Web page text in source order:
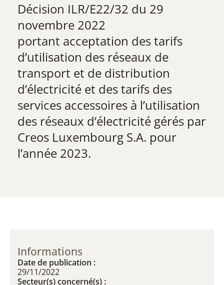
Décision ILR/E22/32 du 29
novembre 2022
​portant acceptation des tarifs
d’utilisation des réseaux de
transport et de distribution
d’électricité et des tarifs des
services accessoires à l’utilisation
des réseaux d’électricité gérés par
Creos Luxembourg S.A. pour
l’année 2023.
Informations
Date de publication :
29/11/2022
Secteur(s) concerné(s) :